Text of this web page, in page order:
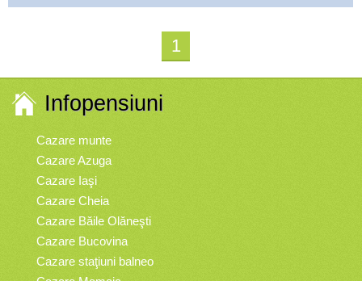
1
Infopensiuni
Cazare munte
Cazare Azuga
Cazare Iaşi
Cazare Cheia
Cazare Băile Olăneşti
Cazare Bucovina
Cazare staţiuni balneo